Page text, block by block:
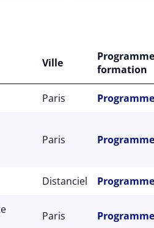
Ville
formation
Paris
Paris
Distanciel
Paris